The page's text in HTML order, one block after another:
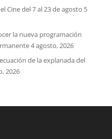
Cine del 7 al 23 de agosto 5
la nueva programación
4 agosto, 2026
de la explanada del
2026